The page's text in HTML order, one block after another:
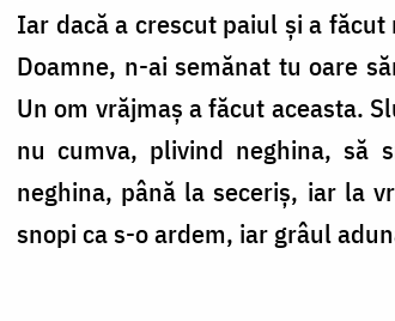
Iar dacă a crescut paiul și a
Doamne, n-ai semănat tu oare
Un om vrăjmaș a făcut aceasta.
nu cumva, plivind neghina, să
neghina, până la seceriș, iar la
snopi ca s-o ardem, iar grâul